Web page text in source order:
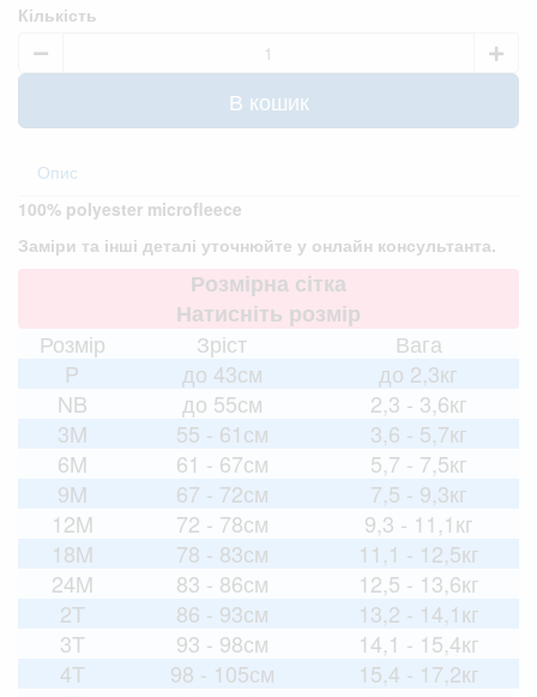
Кількість
В кошик
Опис
100% polyester microfleece
Заміри та інші деталі уточнюйте у онлайн консультанта.
Розмірна сітка
Натисніть розмір
Розмір
Зріст
Вага
P
до 43см
до 2,3кг
NB
до 55см
2,3 - 3,6кг
3M
55 - 61см
3,6 - 5,7кг
6M
61 - 67см
5,7 - 7,5кг
9M
67 - 72см
7,5 - 9,3кг
12M
72 - 78см
9,3 - 11,1кг
18M
78 - 83см
11,1 - 12,5кг
24M
83 - 86см
12,5 - 13,6кг
2T
86 - 93см
13,2 - 14,1кг
3T
93 - 98см
14,1 - 15,4кг
4T
98 - 105см
15,4 - 17,2кг